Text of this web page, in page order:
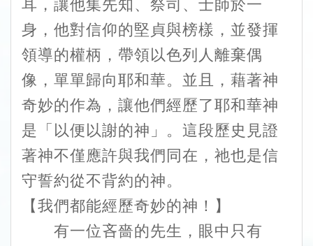
耳，讓他集先知、祭司、士師於一
身，他對信仰的堅貞與榜樣，並發揮
領導的權柄，帶領以色列人離棄偶
像，單單歸向耶和華。並且，藉著神
奇妙的作為，讓他們經歷了耶和華神
是「以便以謝的神」。這段歷史見證
著神不僅應許與我們同在，祂也是信
守誓約從不背約的神。
【我們都能經歷奇妙的神！】
有一位吝嗇的先生，眼中只有